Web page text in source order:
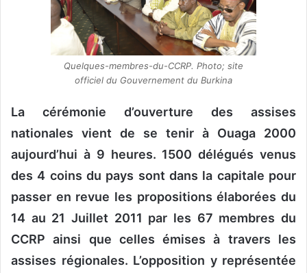
Quelques-membres-du-CCRP. Photo; site
officiel du Gouvernement du Burkina
La cérémonie d’ouverture des assises
nationales vient de se tenir à Ouaga 2000
aujourd’hui à 9 heures. 1500 délégués venus
des 4 coins du pays sont dans la capitale pour
passer en revue les propositions élaborées du
14 au 21 Juillet 2011 par les 67 membres du
CCRP ainsi que celles émises à travers les
assises régionales. L’opposition y représentée